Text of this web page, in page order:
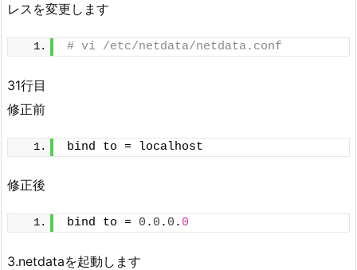
レスを変更します
# vi /etc/netdata/netdata.conf
31行目
修正前
bind to = localhost
修正後
bind to = 0 . 0 . 0 . 0
3.netdataを起動します